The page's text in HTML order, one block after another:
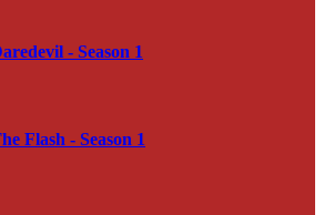
- Season 1
Flash - Season 1